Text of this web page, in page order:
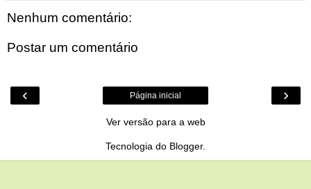
Nenhum comentário:
Postar um comentário
‹ ›
Página inicial
Ver versão para a web
Tecnologia do Blogger.